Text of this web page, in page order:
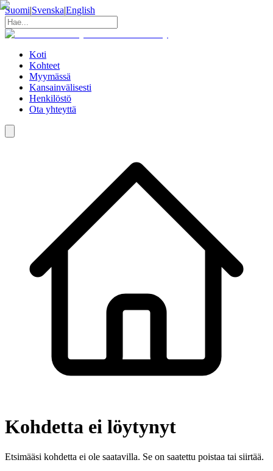
Suomi|Svenska|English
Koti
Kohteet
Myymässä
Kansainvälisesti
Henkilöstö
Ota yhteyttä
Kohdetta ei löytynyt
Etsimääsi kohdetta ei ole saatavilla. Se on saatettu poistaa tai siirtää.